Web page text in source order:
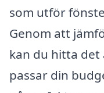
som utför
Genom att
kan du hitta
passar din